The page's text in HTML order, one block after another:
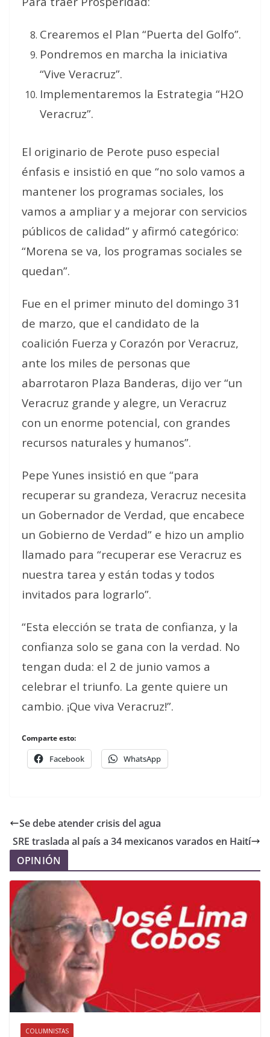
Crearemos el Plan “Puerta del Golfo”.
Pondremos en marcha la iniciativa
“Vive Veracruz”.
Implementaremos la Estrategia “H2O
Veracruz”.
El originario de Perote puso especial
énfasis e insistió en que “no solo vamos a
mantener los programas sociales, los
vamos a ampliar y a mejorar con servicios
públicos de calidad” y afirmó categórico:
“Morena se va, los programas sociales se
quedan”.
Fue en el primer minuto del domingo 31
de marzo, que el candidato de la
coalición Fuerza y Corazón por Veracruz,
ante los miles de personas que
abarrotaron Plaza Banderas, dijo ver “un
Veracruz grande y alegre, un Veracruz
con un enorme potencial, con grandes
recursos naturales y humanos”.
Pepe Yunes insistió en que “para
recuperar su grandeza, Veracruz necesita
un Gobernador de Verdad, que encabece
un Gobierno de Verdad” e hizo un amplio
llamado para “recuperar ese Veracruz es
nuestra tarea y están todas y todos
invitados para lograrlo”.
“Esta elección se trata de confianza, y la
confianza solo se gana con la verdad. No
tengan duda: el 2 de junio vamos a
celebrar el triunfo. La gente quiere un
cambio. ¡Que viva Veracruz!”.
Comparte esto:
Facebook WhatsApp
Se debe atender crisis del agua
SRE traslada al país a 34 mexicanos varados en Haití
OPINIÓN
COLUMNISTAS